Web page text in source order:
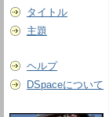
タイトル
主題
ヘルプ
DSpaceについて